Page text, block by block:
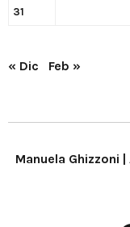
31
« Dic Feb »
Manuela